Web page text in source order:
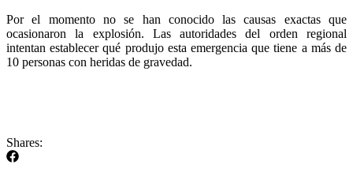
Por el momento no se han conocido las causas exactas que
ocasionaron la explosión. Las autoridades del orden regional
intentan establecer qué produjo esta emergencia que tiene a más de
10 personas con heridas de gravedad.
Shares: